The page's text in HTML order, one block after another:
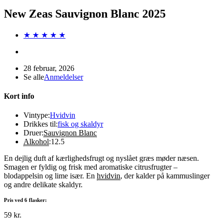
New Zeas Sauvignon Blanc 2025
★ ★ ★ ★ ★
28 februar, 2026
Se alleAnmeldelser
Kort info
Vintype:Hvidvin
Drikkes til:fisk og skaldyr
Druer:Sauvignon Blanc
Alkohol:12.5
En dejlig duft af kærlighedsfrugt og nyslået græs møder næsen.
Smagen er fyldig og frisk med aromatiske citrusfrugter –
blodappelsin og lime især. En hvidvin, der kalder på kammuslinger
og andre delikate skaldyr.
Pris ved 6 flasker:
59 kr.